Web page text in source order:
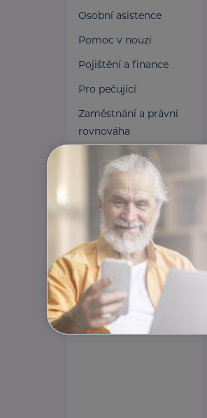
Osobní asistence
Pomoc v nouzi
Pojištění a finance
Pro pečující
Zaměstnání a právní
rovnováha
Odlehčovací služba